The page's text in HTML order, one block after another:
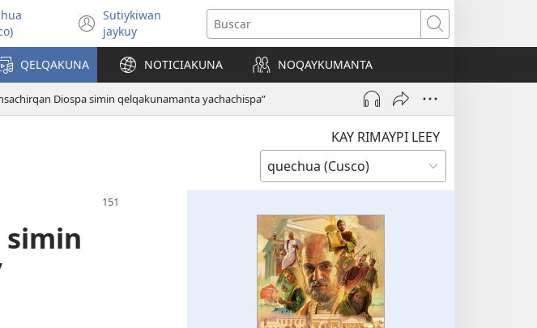
Simita
akllay
Sutiykiwan
jaykuy(abre
una
nueva
ventana)
Buscar
QELQAKUNA NOTICIAKUNA NOQAYKUMANTA
Diospa simin qelqakunamanta yachachispa”
KAY RIMAYPI LEEY
simin